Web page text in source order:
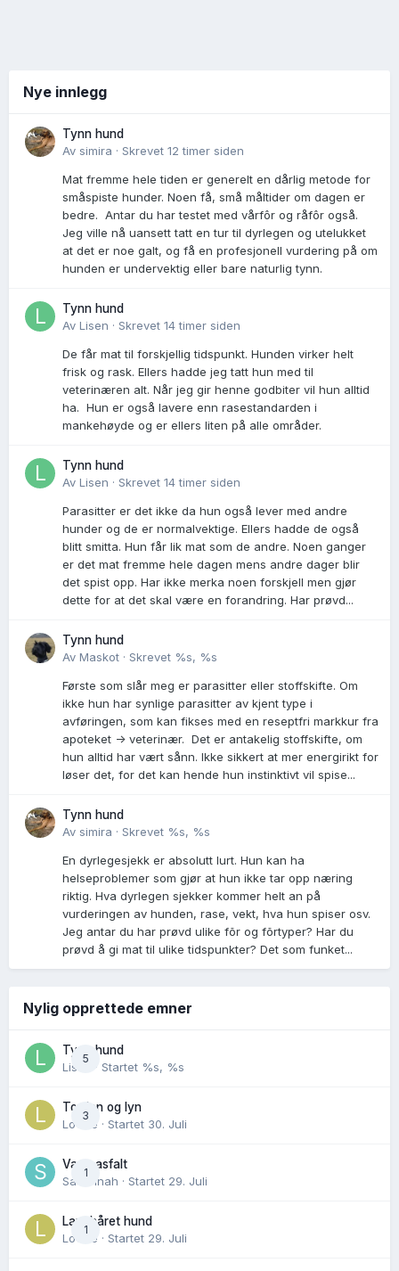
Nye innlegg
Tynn hund
Av simira · Skrevet 12 timer siden
Mat fremme hele tiden er generelt en dårlig metode for
småspiste hunder. Noen få, små måltider om dagen er
bedre. Antar du har testet med vårfôr og råfôr også.
Jeg ville nå uansett tatt en tur til dyrlegen og utelukket
at det er noe galt, og få en profesjonell vurdering på om
hunden er undervektig eller bare naturlig tynn.
Tynn hund
Av Lisen · Skrevet 14 timer siden
De får mat til forskjellig tidspunkt. Hunden virker helt
frisk og rask. Ellers hadde jeg tatt hun med til
veterinæren alt. Når jeg gir henne godbiter vil hun alltid
ha. Hun er også lavere enn rasestandarden i
mankehøyde og er ellers liten på alle områder.
Tynn hund
Av Lisen · Skrevet 14 timer siden
Parasitter er det ikke da hun også lever med andre
hunder og de er normalvektige. Ellers hadde de også
blitt smitta. Hun får lik mat som de andre. Noen ganger
er det mat fremme hele dagen mens andre dager blir
det spist opp. Har ikke merka noen forskjell men gjør
dette for at det skal være en forandring. Har prøvd...
Tynn hund
Av Maskot · Skrevet %s, %s
Første som slår meg er parasitter eller stoffskifte. Om
ikke hun har synlige parasitter av kjent type i
avføringen, som kan fikses med en reseptfri markkur fra
apoteket -> veterinær. Det er antakelig stoffskifte, om
hun alltid har vært sånn. Ikke sikkert at mer energirikt for
løser det, for det kan hende hun instinktivt vil spise...
Tynn hund
Av simira · Skrevet %s, %s
En dyrlegesjekk er absolutt lurt. Hun kan ha
helseproblemer som gjør at hun ikke tar opp næring
riktig. Hva dyrlegen sjekker kommer helt an på
vurderingen av hunden, rase, vekt, hva hun spiser osv.
Jeg antar du har prøvd ulike fõr og fõrtyper? Har du
prøvd å gi mat til ulike tidspunkter? Det som funket...
Nylig opprettede emner
5
Tynn hund
Lisen
· Startet %s, %s
3
Torden og lyn
Lovise · Startet 30. Juli
1
Varm asfalt
Savannah · Startet 29. Juli
1
Langhåret hund
Lovise · Startet 29. Juli